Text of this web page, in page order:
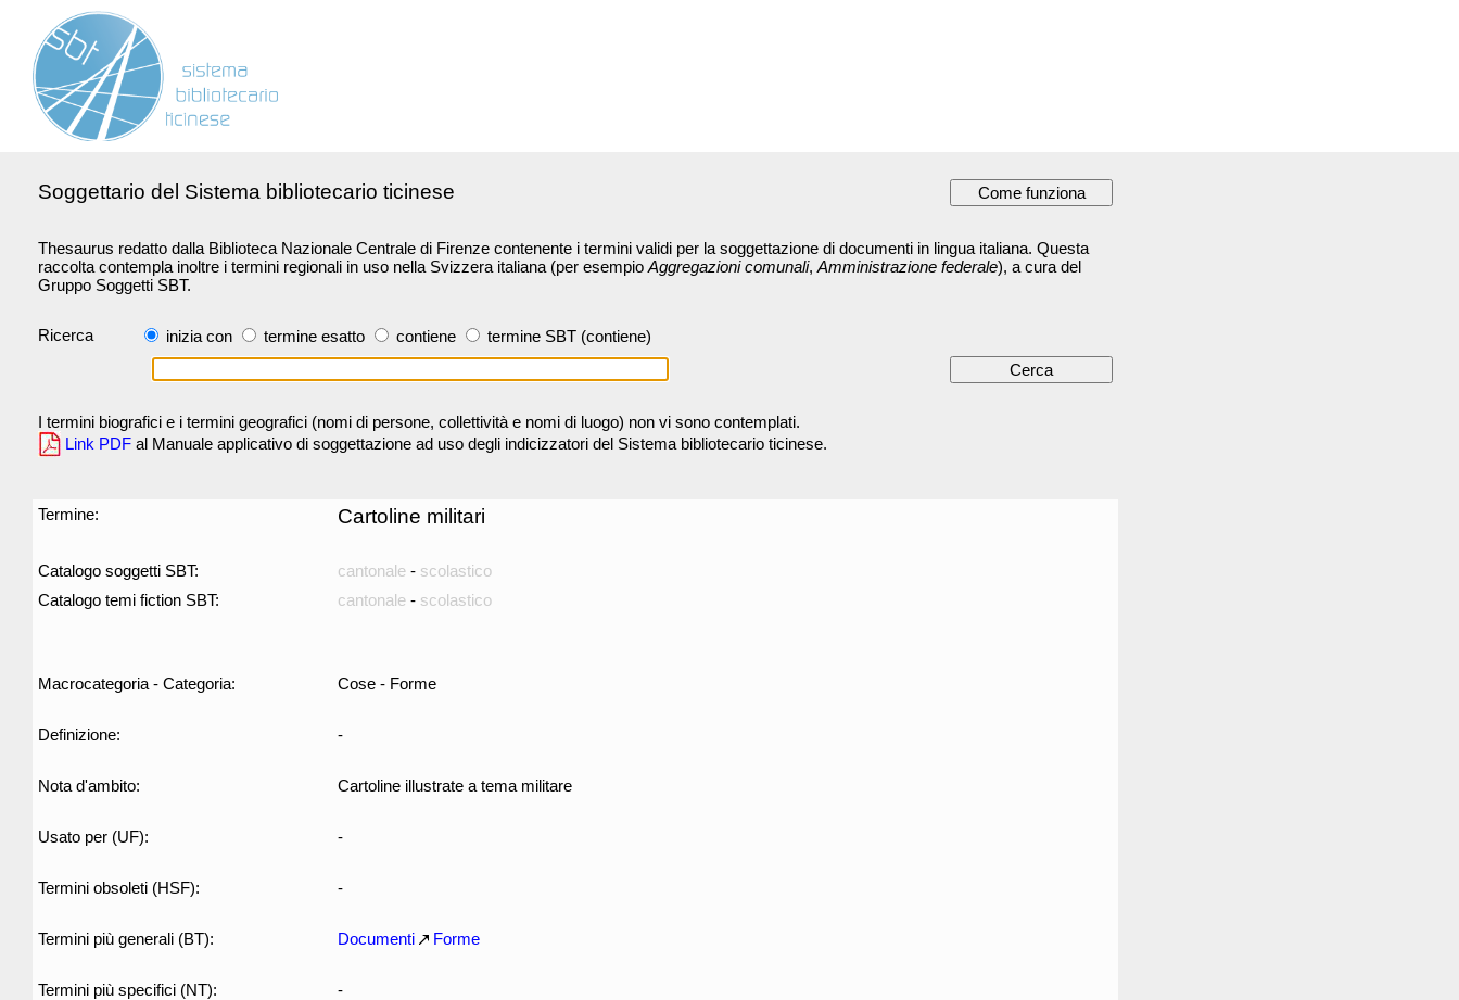
Soggettario del Sistema bibliotecario ticinese
Thesaurus redatto dalla Biblioteca Nazionale Centrale di Firenze contenente i termini validi per la soggettazione di documenti in lingua italiana. Questa
raccolta contempla inoltre i termini regionali in uso nella Svizzera italiana (per esempio Aggregazioni comunali, Amministrazione federale), a cura del
Gruppo Soggetti SBT.
Ricerca inizia con termine esatto contiene termine SBT (contiene)
I termini biografici e i termini geografici (nomi di persone, collettività e nomi di luogo) non vi sono contemplati.
Link PDF al Manuale applicativo di soggettazione ad uso degli indicizzatori del Sistema bibliotecario ticinese.
Termine: Cartoline militari
Catalogo soggetti SBT: cantonale - scolastico
Catalogo temi fiction SBT:
cantonale - scolastico
Macrocategoria - Categoria: Cose - Forme
Definizione: -
Nota d'ambito: Cartoline illustrate a tema militare
Usato per (UF): -
Termini obsoleti (HSF): -
Termini più generali (BT): Documenti Forme
Termini più specifici (NT): -